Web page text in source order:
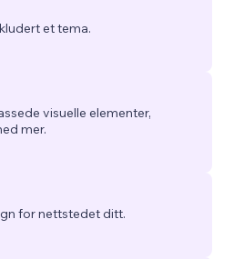
et tema.
visuelle elementer,
mer.
for nettstedet ditt.